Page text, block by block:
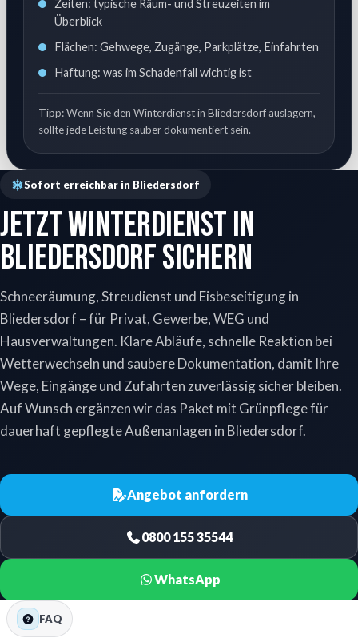
Zeiten: typische Räum- und Streuzeiten im
Überblick
Flächen: Gehwege, Zugänge, Parkplätze, Einfahrten
Haftung: was im Schadenfall wichtig ist
Tipp: Wenn Sie den Winterdienst in Bliedersdorf auslagern,
sollte jede Leistung sauber dokumentiert sein.
Sofort erreichbar in Bliedersdorf
Jetzt Winterdienst in
Bliedersdorf sichern
Schneeräumung, Streudienst und Eisbeseitigung in
Bliedersdorf – für Privat, Gewerbe, WEG und
Hausverwaltungen. Klare Abläufe, schnelle Reaktion bei
Wetterwechseln und saubere Dokumentation, damit Ihre
Wege, Eingänge und Zufahrten zuverlässig sicher bleiben.
Auf Wunsch ergänzen wir das Paket mit Grünpflege für
dauerhaft gepflegte Außenanlagen in Bliedersdorf.
Angebot anfordern
0800 155 35544
WhatsApp
FAQ